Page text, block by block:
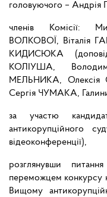
головуючого –
членів Комісії:
ВОЛКОВОЇ, Віталія
КИДИСЮКА
КОЛІУША,
МЕЛЬНИКА,
Сергія ЧУМАКА,
за участю
антикорупційного
відеоконференції),
розглянувши
переможцем конкурсу
Вищому